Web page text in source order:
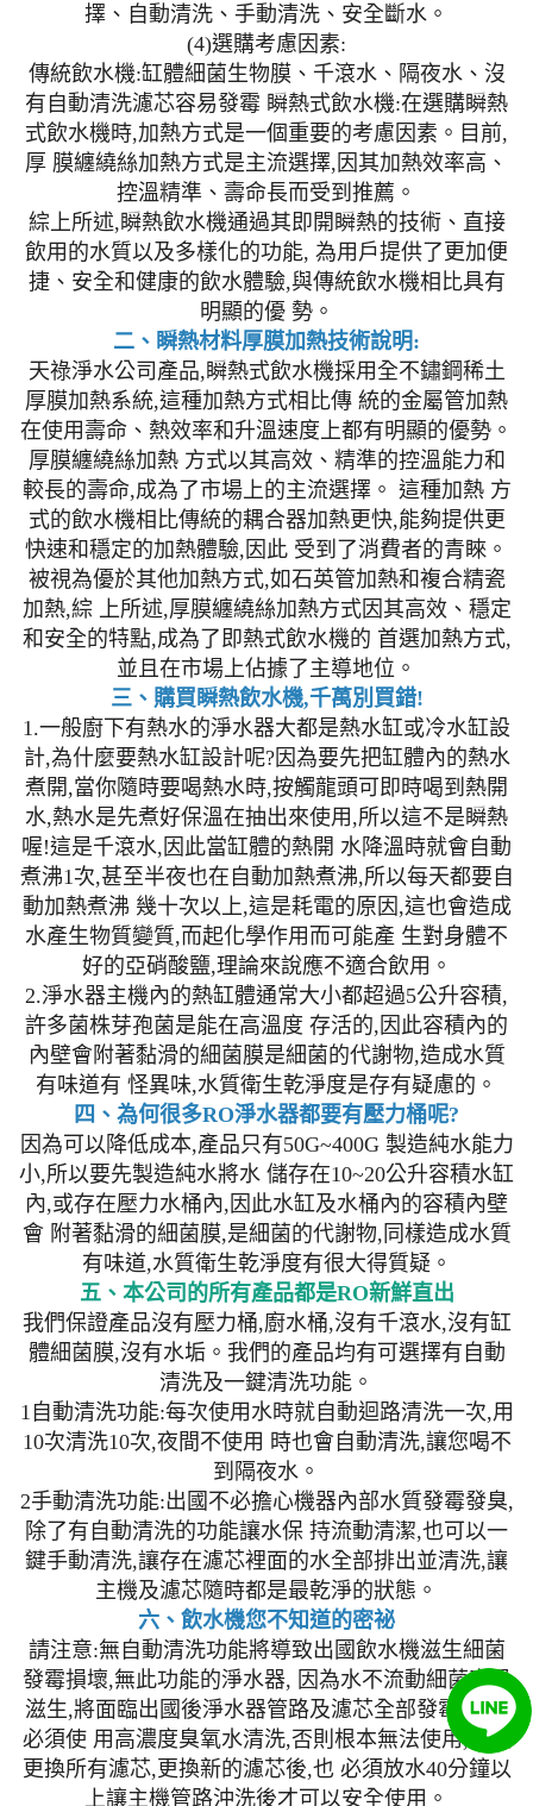
擇、自動清洗、手動清洗、安全斷水。
(4)選購考慮因素:
傳統飲水機:缸體細菌生物膜、千滾水、隔夜水、沒
有自動清洗濾芯容易發霉 瞬熱式飲水機:在選購瞬熱
式飲水機時,加熱方式是一個重要的考慮因素。目前,
厚 膜纏繞絲加熱方式是主流選擇,因其加熱效率高、
控溫精準、壽命長而受到推薦。
綜上所述,瞬熱飲水機通過其即開瞬熱的技術、直接
飲用的水質以及多樣化的功能, 為用戶提供了更加便
捷、安全和健康的飲水體驗,與傳統飲水機相比具有
明顯的優 勢。
二、瞬熱材料厚膜加熱技術說明:
天祿淨水公司產品,瞬熱式飲水機採用全不鏽鋼稀土
厚膜加熱系統,這種加熱方式相比傳 統的金屬管加熱
在使用壽命、熱效率和升溫速度上都有明顯的優勢。
厚膜纏繞絲加熱 方式以其高效、精準的控溫能力和
較長的壽命,成為了市場上的主流選擇。 這種加熱 方
式的飲水機相比傳統的耦合器加熱更快,能夠提供更
快速和穩定的加熱體驗,因此 受到了消費者的青睞。
被視為優於其他加熱方式,如石英管加熱和複合精瓷
加熱,綜 上所述,厚膜纏繞絲加熱方式因其高效、穩定
和安全的特點,成為了即熱式飲水機的 首選加熱方式,
並且在市場上佔據了主導地位。
三、購買瞬熱飲水機,千萬別買錯!
1.一般廚下有熱水的淨水器大都是熱水缸或冷水缸設
計,為什麼要熱水缸設計呢?因為要先把缸體內的熱水
煮開,當你隨時要喝熱水時,按觸龍頭可即時喝到熱開
水,熱水是先煮好保溫在抽出來使用,所以這不是瞬熱
喔!這是千滾水,因此當缸體的熱開 水降溫時就會自動
煮沸1次,甚至半夜也在自動加熱煮沸,所以每天都要自
動加熱煮沸 幾十次以上,這是耗電的原因,這也會造成
水產生物質變質,而起化學作用而可能產 生對身體不
好的亞硝酸鹽,理論來說應不適合飲用。
2.淨水器主機內的熱缸體通常大小都超過5公升容積,
許多菌株芽孢菌是能在高溫度 存活的,因此容積內的
內壁會附著黏滑的細菌膜是細菌的代謝物,造成水質
有味道有 怪異味,水質衛生乾淨度是存有疑慮的。
四、為何很多RO淨水器都要有壓力桶呢?
因為可以降低成本,產品只有50G~400G 製造純水能力
小,所以要先製造純水將水 儲存在10~20公升容積水缸
內,或存在壓力水桶內,因此水缸及水桶內的容積內壁
會 附著黏滑的細菌膜,是細菌的代謝物,同樣造成水質
有味道,水質衛生乾淨度有很大得質疑。
五、本公司的所有產品都是RO新鮮直出
我們保證產品沒有壓力桶,廚水桶,沒有千滾水,沒有缸
體細菌膜,沒有水垢。我們的產品均有可選擇有自動
清洗及一鍵清洗功能。
1自動清洗功能:每次使用水時就自動迴路清洗一次,用
10次清洗10次,夜間不使用 時也會自動清洗,讓您喝不
到隔夜水。
2手動清洗功能:出國不必擔心機器內部水質發霉發臭,
除了有自動清洗的功能讓水保 持流動清潔,也可以一
鍵手動清洗,讓存在濾芯裡面的水全部排出並清洗,讓
主機及濾芯隨時都是最乾淨的狀態。
六、飲水機您不知道的密祕
請注意:無自動清洗功能將導致出國飲水機滋生細菌
發霉損壞,無此功能的淨水器, 因為水不流動細菌容易
滋生,將面臨出國後淨水器管路及濾芯全部發霉生菌,
必須使 用高濃度臭氧水清洗,否則根本無法使用,必須
更換所有濾芯,更換新的濾芯後,也 必須放水40分鐘以
上讓主機管路沖洗後才可以安全使用。